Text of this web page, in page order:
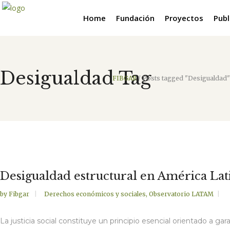
Home Fundación Proyectos
Desigualdad Tag
FIBGAR/Posts tagged "Desigualdad"
Desigualdad estructural en América
by Fibgar Derechos económicos y sociales, Observatorio LATAM
La justicia social constituye un principio esencial orientado a